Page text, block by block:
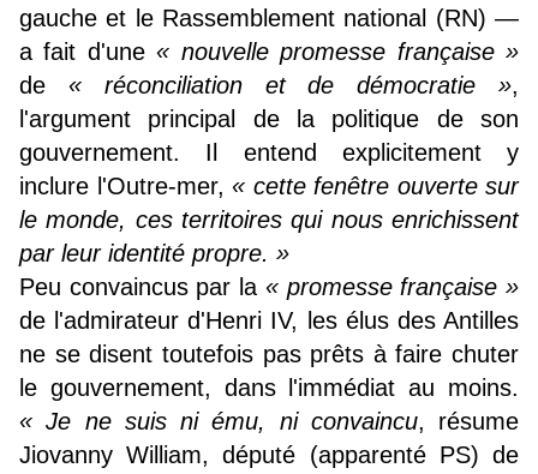
gauche et le Rassemblement national (RN) —
a fait d'une« nouvelle promesse française »
de « réconciliation et de démocratie »,
l'argument principal de la politique de son
gouvernement. Il entend explicitement y
inclure l'Outre-mer, « cette fenêtre ouverte sur
le monde, ces territoires qui nous enrichissent
par leur identité propre. »
Peu convaincus par la « promesse française »
de l'admirateur d'Henri IV, les élus des Antilles
ne se disent toutefois pas prêts à faire chuter
le gouvernement, dans l'immédiat au moins.
« Je ne suis ni ému, ni convaincu, résume
Jiovanny William, député (apparenté PS) de